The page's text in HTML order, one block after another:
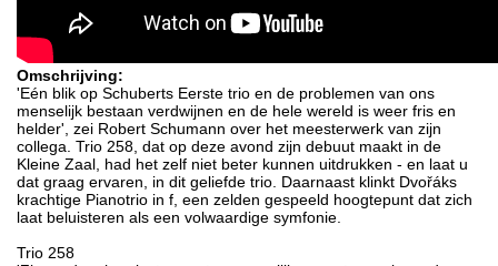
Omschrijving:
'Eén blik op Schuberts Eerste trio en de problemen van ons
menselijk bestaan verdwijnen en de hele wereld is weer fris en
helder', zei Robert Schumann over het meesterwerk van zijn
collega. Trio 258, dat op deze avond zijn debuut maakt in de
Kleine Zaal, had het zelf niet beter kunnen uitdrukken - en laat u
dat graag ervaren, in dit geliefde trio. Daarnaast klinkt Dvořáks
krachtige Pianotrio in f, een zelden gespeeld hoogtepunt dat zich
laat beluisteren als een volwaardige symfonie.
Trio 258